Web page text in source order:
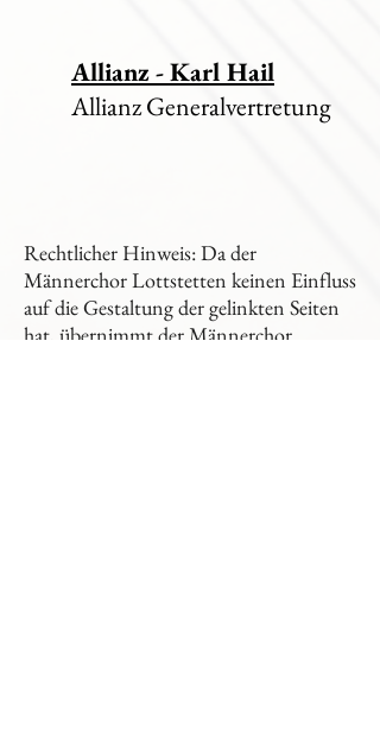
Allianz - Karl Hail
Allianz Generalvertretung
Rechtlicher Hinweis: Da der
Männerchor Lottstetten keinen Einfluss
auf die Gestaltung der gelinkten Seiten
hat, übernimmt der Männerchor